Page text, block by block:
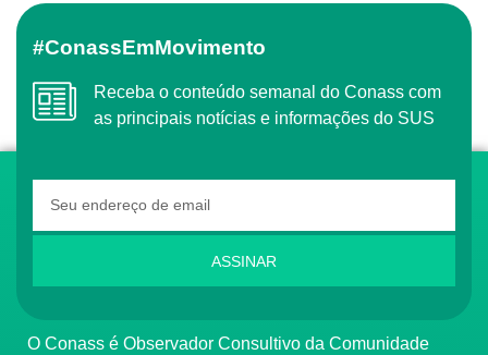
#ConassEmMovimento
Receba o conteúdo semanal do Conass com
as principais notícias e informações do SUS
ASSINAR
O Conass é Observador Consultivo da Comunidade